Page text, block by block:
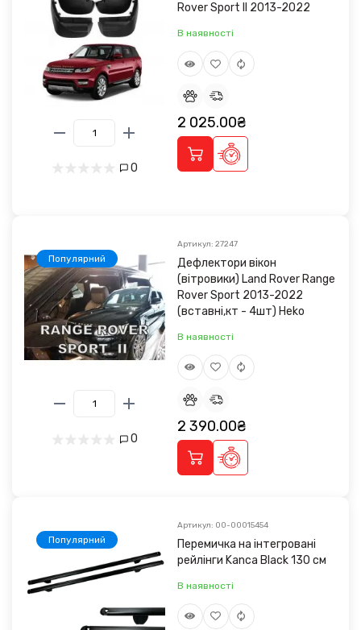
0
Rover Sport II 2013-2022
В наявності
2 025.00₴
Популярний
0
Артикул: 27247
Дефлектори вікон
(вітровики) Land Rover Range
Rover Sport 2013-2022
(вставні,кт - 4шт) Heko
В наявності
2 390.00₴
Популярний
Артикул: 00-00015454
Перемичка на інтегровані
рейлінги Kanca Black 130 см
В наявності